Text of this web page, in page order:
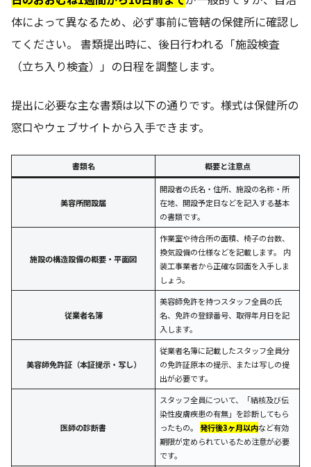
体によって異なるため、必ず事前に管轄の保健所に確認し
てください。 書類提出時に、後日行われる「施設検査
（立ち入り検査）」の日程を調整します。
提出に必要な主な書類は以下の通りです。様式は保健所の
窓口やウェブサイトから入手できます。
書類名 概要と注意点
美容所開設届
開設者の氏名・住所、施設の名称・所
在地、開設予定日などを記入する基本
の書類です。
施設の構造設備の概要・平面図
作業室や待合所の面積、椅子の台数、
換気設備の仕様などを記載します。 内
装工事業者から正確な図面を入手しま
しょう。
従業者名簿
美容師免許を持つスタッフ全員の氏
名、免許の登録番号、取得年月日を記
入します。
美容師免許証（本証提示・写し）
従業者名簿に記載したスタッフ全員分
の免許証原本の提示、または写しの提
出が必要です。
医師の診断書
スタッフ全員について、「結核及び伝
染性皮膚疾患の有無」を診断してもら
ったもの。 発行後3ヶ月以内など有効
期限が定められているため注意が必要
です。